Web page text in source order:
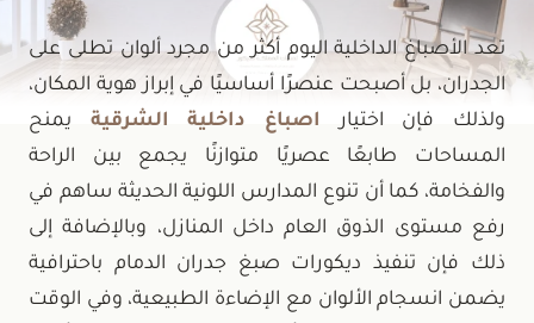
تعد الأصباغ الداخلية اليوم أكثر من مجرد ألوان تطلى على
الجدران، بل أصبحت عنصرًا أساسيًا في إبراز هوية المكان،
ولذلك فإن اختيار
اصباغ داخلية الشرقية يمنح
المساحات طابعًا عصريًا متوازنًا يجمع بين الراحة
والفخامة، كما أن تنوع المدارس اللونية الحديثة ساهم في
رفع مستوى الذوق العام داخل المنازل، وبالإضافة إلى
ذلك فإن تنفيذ ديكورات صبغ جدران الدمام باحترافية
يضمن انسجام الألوان مع الإضاءة الطبيعية، وفي الوقت